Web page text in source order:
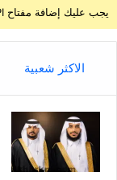
يجب عليك إضافة مفتاح API للطقس من خلال صفحة إعدادات القالب > الدمج.
الاكثر شعبية